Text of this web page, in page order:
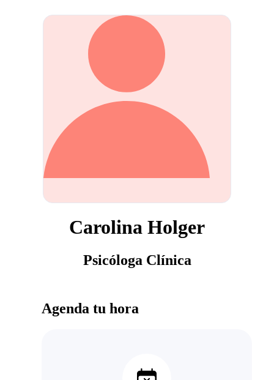
Carolina Holger
Psicóloga Clínica
Agenda tu hora